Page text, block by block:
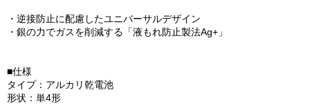
・逆接防止に配慮したユニバーサルデザイン
・銀の力でガスを削減する「液もれ防止製法Ag+」
■仕様
タイプ：アルカリ乾電池
形状：単4形